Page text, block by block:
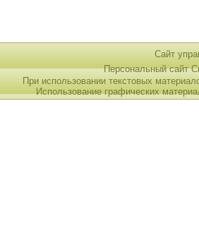
Сайт
Персональный сайт
При использовании текстовых
Использование графических